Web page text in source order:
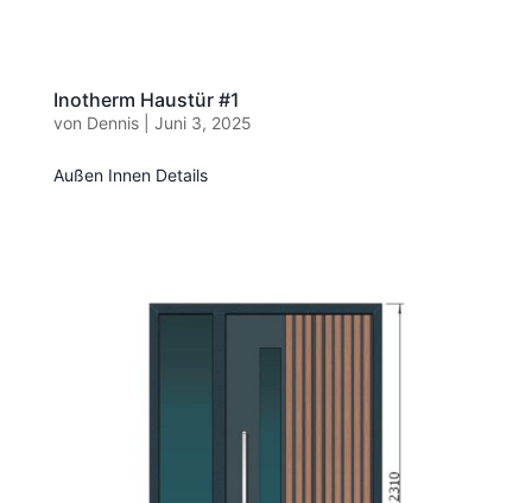
Inotherm Haustür #1
von Dennis| Juni 3, 2025
Außen Innen Details